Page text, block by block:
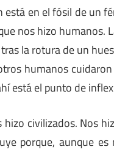
en el fósil de un
nos hizo humanos.
la rotura de un
humanos
está el punto de
civilizados. Nos
porque, aunque